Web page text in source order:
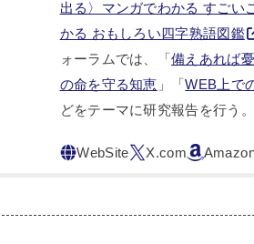
出る〉マンガでわかる すごい
かる おもしろい四字熟語図鑑
ォーラムでは、「備えあれば
の命を守る知恵 」「WEB上で
どをテーマに研究報告を行う。